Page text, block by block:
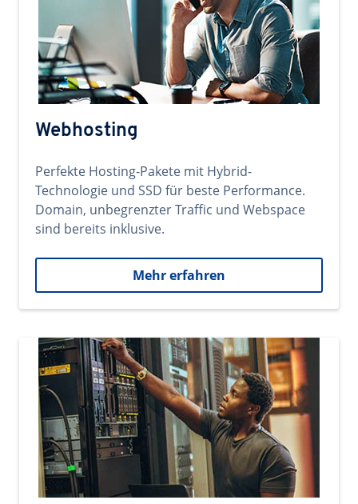
Webhosting
Perfekte Hosting-Pakete mit Hybrid-
Technologie und SSD für beste Performance.
Domain, unbegrenzter Traffic und Webspace
sind bereits inklusive.
Mehr erfahren